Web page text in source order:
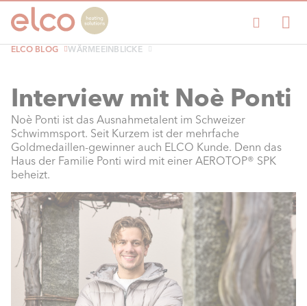
ELCO BLOG WÄRMEEINBLICKE
Interview mit Noè Ponti
Noè Ponti ist das Ausnahmetalent im Schweizer
Schwimmsport. Seit Kurzem ist der mehrfache
Goldmedaillen-gewinner auch ELCO Kunde. Denn das
Haus der Familie Ponti wird mit einer AEROTOP® SPK
beheizt.